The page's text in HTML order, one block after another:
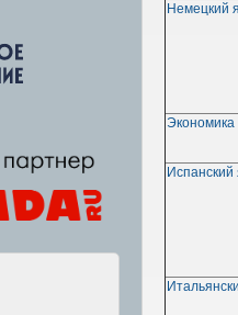
Немецкий
Экономика
Испанский